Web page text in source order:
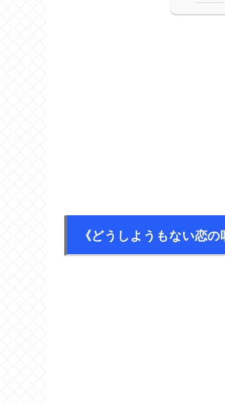
《どうしようもない恋の